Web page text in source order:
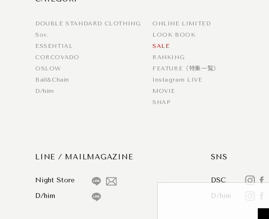
DOUBLE STANDARD CLOTHING
Sov.
ESSENTIAL
CORCOVADO
OSLOW
Ball&Chain
D/him
ONLINE LIMITED
LOOK BOOK
SALE
RANKING
FEATURE（特集一覧）
Instagram LIVE
MOVIE
SNAP
LINE / MAILMAGAZINE
Night Store
D/him
SNS
DSC
D/him